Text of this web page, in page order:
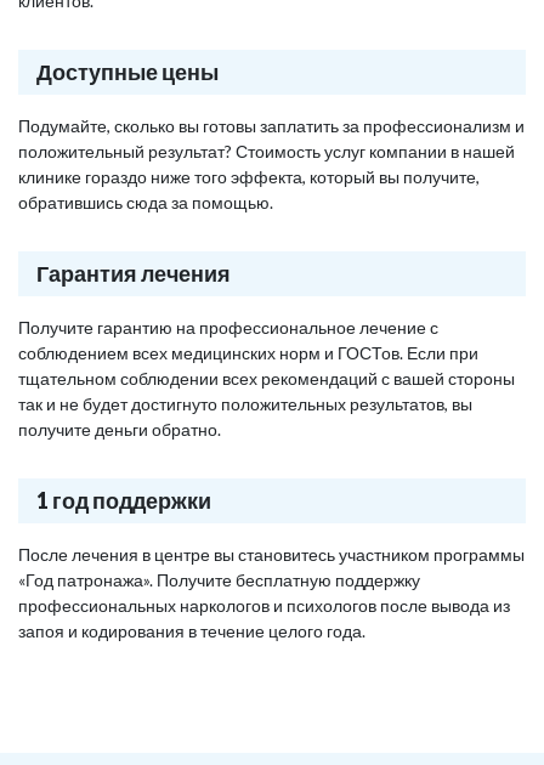
Доступные цены
Подумайте, сколько вы готовы заплатить за профессионализм и
положительный результат? Стоимость услуг компании в нашей
клинике гораздо ниже того эффекта, который вы получите,
обратившись сюда за помощью.
Гарантия лечения
Получите гарантию на профессиональное лечение с
соблюдением всех медицинских норм и ГОСТов. Если при
тщательном соблюдении всех рекомендаций с вашей стороны
так и не будет достигнуто положительных результатов, вы
получите деньги обратно.
1 год поддержки
После лечения в центре вы становитесь участником программы
«Год патронажа». Получите бесплатную поддержку
профессиональных наркологов и психологов после вывода из
запоя и кодирования в течение целого года.